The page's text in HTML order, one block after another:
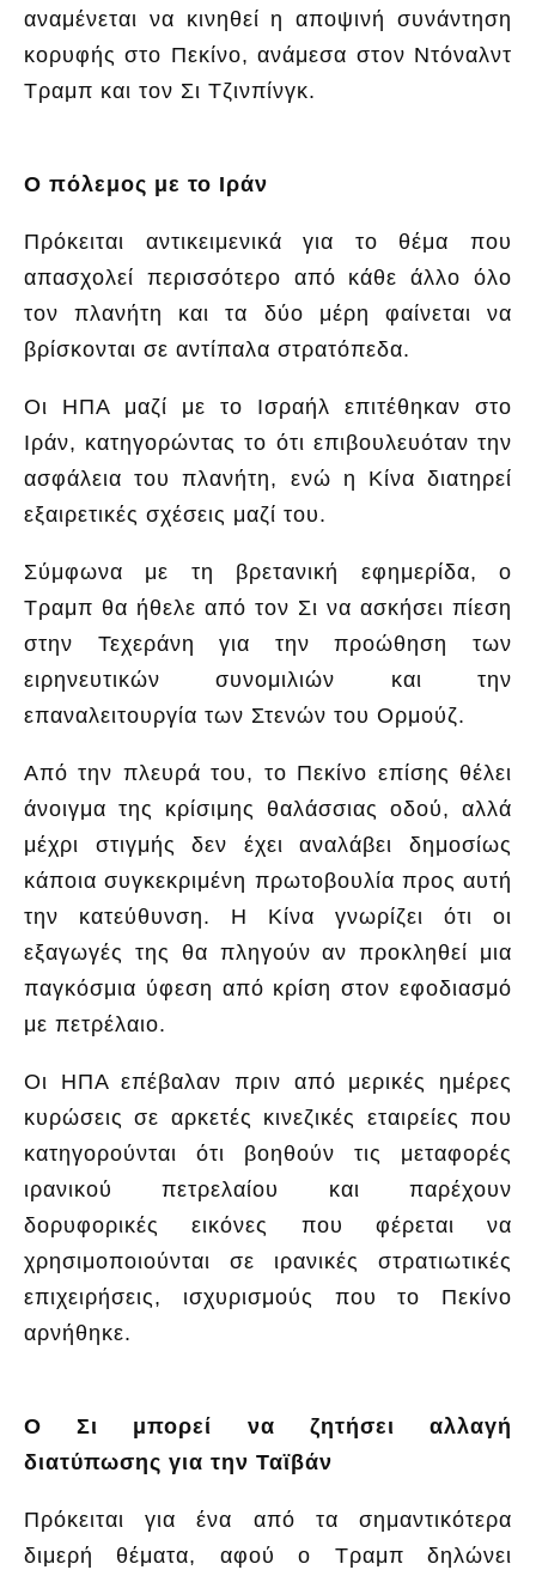
αναμένεται να κινηθεί η αποψινή συνάντηση
κορυφής στο Πεκίνο, ανάμεσα στον Ντόναλντ
Τραμπ και τον Σι Τζινπίνγκ.
Ο πόλεμος με το Ιράν
Πρόκειται αντικειμενικά για το θέμα που
απασχολεί περισσότερο από κάθε άλλο όλο
τον πλανήτη και τα δύο μέρη φαίνεται να
βρίσκονται σε αντίπαλα στρατόπεδα.
Οι ΗΠΑ μαζί με το Ισραήλ επιτέθηκαν στο
Ιράν, κατηγορώντας το ότι επιβουλευόταν την
ασφάλεια του πλανήτη, ενώ η Κίνα διατηρεί
εξαιρετικές σχέσεις μαζί του.
Σύμφωνα με τη βρετανική εφημερίδα, ο
Τραμπ θα ήθελε από τον Σι να ασκήσει πίεση
στην Τεχεράνη για την προώθηση των
ειρηνευτικών συνομιλιών και την
επαναλειτουργία των Στενών του Ορμούζ.
Από την πλευρά του, το Πεκίνο επίσης θέλει
άνοιγμα της κρίσιμης θαλάσσιας οδού, αλλά
μέχρι στιγμής δεν έχει αναλάβει δημοσίως
κάποια συγκεκριμένη πρωτοβουλία προς αυτή
την κατεύθυνση. Η Κίνα γνωρίζει ότι οι
εξαγωγές της θα πληγούν αν προκληθεί μια
παγκόσμια ύφεση από κρίση στον εφοδιασμό
με πετρέλαιο.
Οι ΗΠΑ επέβαλαν πριν από μερικές ημέρες
κυρώσεις σε αρκετές κινεζικές εταιρείες που
κατηγορούνται ότι βοηθούν τις μεταφορές
ιρανικού πετρελαίου και παρέχουν
δορυφορικές εικόνες που φέρεται να
χρησιμοποιούνται σε ιρανικές στρατιωτικές
επιχειρήσεις, ισχυρισμούς που το Πεκίνο
αρνήθηκε.
Ο Σι μπορεί να ζητήσει αλλαγή
διατύπωσης για την Ταϊβάν
Πρόκειται για ένα από τα σημαντικότερα
διμερή θέματα, αφού ο Τραμπ δηλώνει